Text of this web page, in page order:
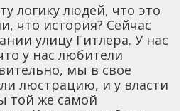
логику людей, что это
что история? Сейчас
улицу Гитлера. У нас
у нас любители
мы в свое
люстрацию, и у власти
той же самой